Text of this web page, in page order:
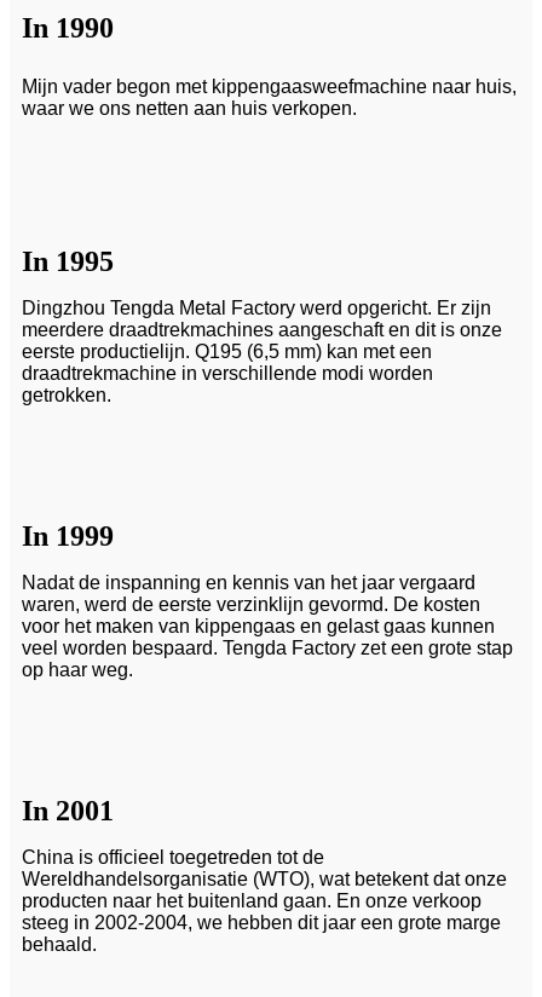
In 1990
Mijn vader begon met kippengaasweefmachine naar huis,
waar we ons netten aan huis verkopen.
In 1995
Dingzhou Tengda Metal Factory werd opgericht. Er zijn
meerdere draadtrekmachines aangeschaft en dit is onze
eerste productielijn. Q195 (6,5 mm) kan met een
draadtrekmachine in verschillende modi worden
getrokken.
In 1999
Nadat de inspanning en kennis van het jaar vergaard
waren, werd de eerste verzinklijn gevormd. De kosten
voor het maken van kippengaas en gelast gaas kunnen
veel worden bespaard. Tengda Factory zet een grote stap
op haar weg.
In 2001
China is officieel toegetreden tot de
Wereldhandelsorganisatie (WTO), wat betekent dat onze
producten naar het buitenland gaan. En onze verkoop
steeg in 2002-2004, we hebben dit jaar een grote marge
behaald.